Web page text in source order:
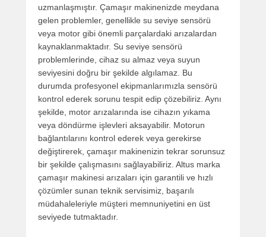
uzmanlaşmıştır. Çamaşır makinenizde meydana
gelen problemler, genellikle su seviye sensörü
veya motor gibi önemli parçalardaki arızalardan
kaynaklanmaktadır. Su seviye sensörü
problemlerinde, cihaz su almaz veya suyun
seviyesini doğru bir şekilde algılamaz. Bu
durumda profesyonel ekipmanlarımızla sensörü
kontrol ederek sorunu tespit edip çözebiliriz. Aynı
şekilde, motor arızalarında ise cihazın yıkama
veya döndürme işlevleri aksayabilir. Motorun
bağlantılarını kontrol ederek veya gerekirse
değiştirerek, çamaşır makinenizin tekrar sorunsuz
bir şekilde çalışmasını sağlayabiliriz. Altus marka
çamaşır makinesi arızaları için garantili ve hızlı
çözümler sunan teknik servisimiz, başarılı
müdahaleleriyle müşteri memnuniyetini en üst
seviyede tutmaktadır.